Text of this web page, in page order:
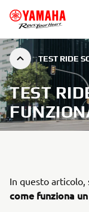
TEST RIDE
TEST
In questo articolo,
come funziona